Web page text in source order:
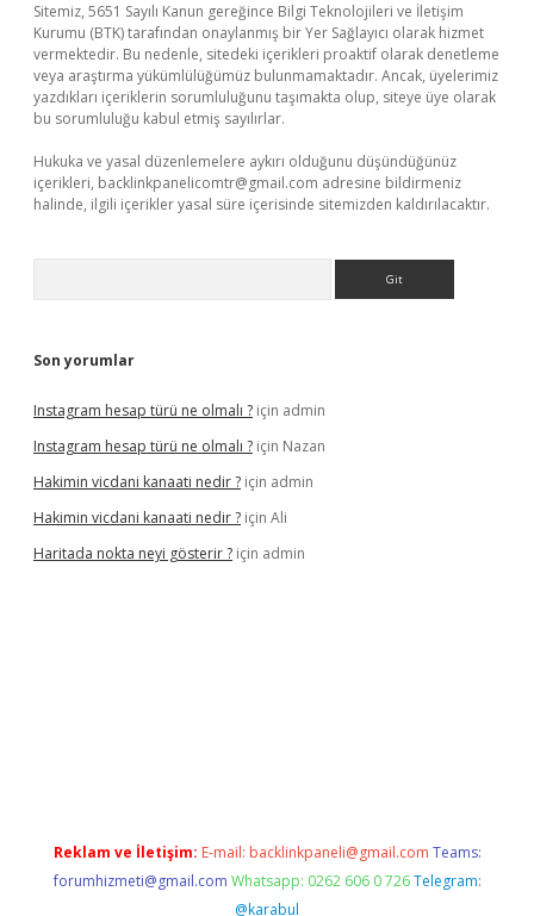
Sitemiz, 5651 Sayılı Kanun gereğince Bilgi Teknolojileri ve İletişim
Kurumu (BTK) tarafından onaylanmış bir Yer Sağlayıcı olarak hizmet
vermektedir. Bu nedenle, sitedeki içerikleri proaktif olarak denetleme
veya araştırma yükümlülüğümüz bulunmamaktadır. Ancak, üyelerimiz
yazdıkları içeriklerin sorumluluğunu taşımakta olup, siteye üye olarak
bu sorumluluğu kabul etmiş sayılırlar.
Hukuka ve yasal düzenlemelere aykırı olduğunu düşündüğünüz
içerikleri, backlinkpanelicomtr@gmail.com adresine bildirmeniz
halinde, ilgili içerikler yasal süre içerisinde sitemizden kaldırılacaktır.
Son yorumlar
Instagram hesap türü ne olmalı ? için admin
Instagram hesap türü ne olmalı ? için Nazan
Hakimin vicdani kanaati nedir ? için admin
Hakimin vicdani kanaati nedir ? için Ali
Haritada nokta neyi gösterir ? için admin
Reklam ve İletişim: E-mail: backlinkpaneli@gmail.com Teams:
forumhizmeti@gmail.com Whatsapp: 0262 606 0 726 Telegram:
@karabul